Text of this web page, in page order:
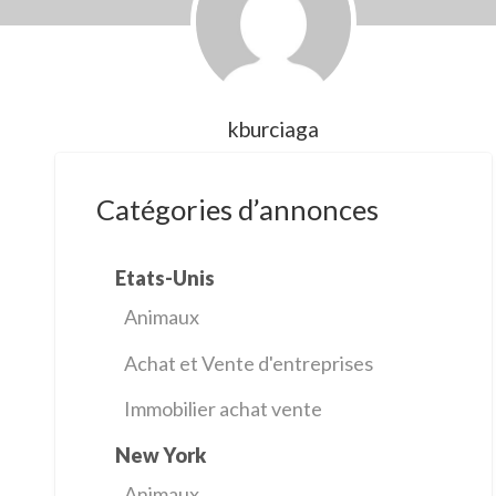
kburciaga
Catégories d’annonces
Etats-Unis
Animaux
Achat et Vente d'entreprises
Immobilier achat vente
New York